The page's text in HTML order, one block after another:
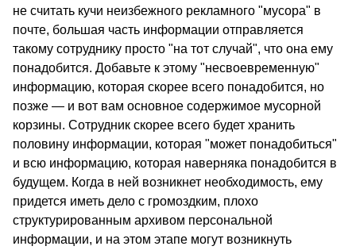
не считать кучи неизбежного рекламного "мусора" в
почте, большая часть информации отправляется
такому сотруднику просто "на тот случай", что она ему
понадобится. Добавьте к этому "несвоевременную"
информацию, которая скорее всего понадобится, но
позже — и вот вам основное содержимое мусорной
корзины. Сотрудник скорее всего будет хранить
половину информации, которая "может понадобиться"
и всю информацию, которая наверняка понадобится в
будущем. Когда в ней возникнет необходимость, ему
придется иметь дело с громоздким, плохо
структурированным архивом персональной
информации, и на этом этапе могут возникнуть